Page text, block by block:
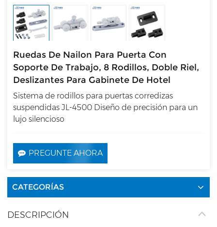
Ruedas De Nailon Para Puerta Con
Soporte De Trabajo, 8 Rodillos, Doble Riel,
Deslizantes Para Gabinete De Hotel
Sistema de rodillos para puertas corredizas
suspendidas JL-4500 Diseño de precisión para un
lujo silencioso
PREGUNTE AHORA
CATEGORÍAS
DESCRIPCIÓN